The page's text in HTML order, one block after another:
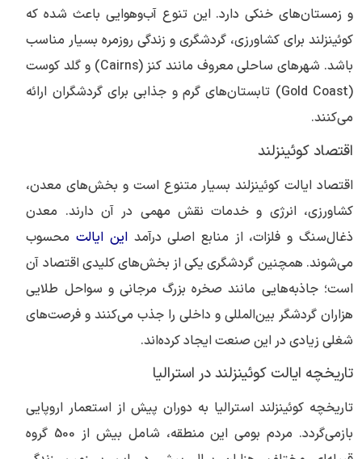
و زمستان‌های خنکی دارد. این تنوع آب‌وهوایی باعث شده که
کوئینزلند برای کشاورزی، گردشگری و زندگی روزمره بسیار مناسب
باشد. شهرهای ساحلی معروف مانند کنز (Cairns) و گلد کوست
(Gold Coast) تابستان‌های گرم و جذابی برای گردشگران ارائه
می‌کنند.
اقتصاد کوئینزلند
اقتصاد ایالت کوئینزلند بسیار متنوع است و بخش‌های معدن،
کشاورزی، انرژی و خدمات نقش مهمی در آن دارند. معدن
ذغال‌سنگ و فلزات، از منابع اصلی درآمد این ایالتمحسوب
می‌شوند. همچنین گردشگری یکی از بخش‌های کلیدی اقتصاد آن
است؛ جاذبه‌هایی مانند صخره بزرگ مرجانی و سواحل طلایی
هزاران گردشگر بین‌المللی و داخلی را جذب می‌کنند و فرصت‌های
شغلی زیادی در این صنعت ایجاد کرده‌اند.
تاریخچه ایالت کوئینزلند در استرالیا
تاریخچه کوئینزلند استرالیا به دوران پیش از استعمار اروپایی
بازمی‌گردد. مردم بومی این منطقه، شامل بیش از 500 گروه